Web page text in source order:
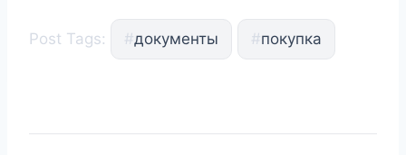
Post Tags: #документы #покупка